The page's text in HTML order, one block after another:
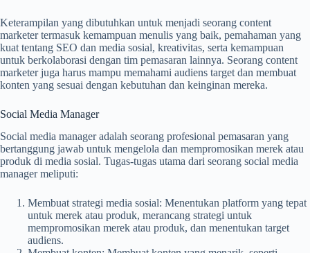
Keterampilan yang dibutuhkan untuk menjadi seorang content
marketer termasuk kemampuan menulis yang baik, pemahaman yang
kuat tentang SEO dan media sosial, kreativitas, serta kemampuan
untuk berkolaborasi dengan tim pemasaran lainnya. Seorang content
marketer juga harus mampu memahami audiens target dan membuat
konten yang sesuai dengan kebutuhan dan keinginan mereka.
Social Media Manager
Social media manager adalah seorang profesional pemasaran yang
bertanggung jawab untuk mengelola dan mempromosikan merek atau
produk di media sosial. Tugas-tugas utama dari seorang social media
manager meliputi:
Membuat strategi media sosial: Menentukan platform yang tepat
untuk merek atau produk, merancang strategi untuk
mempromosikan merek atau produk, dan menentukan target
audiens.